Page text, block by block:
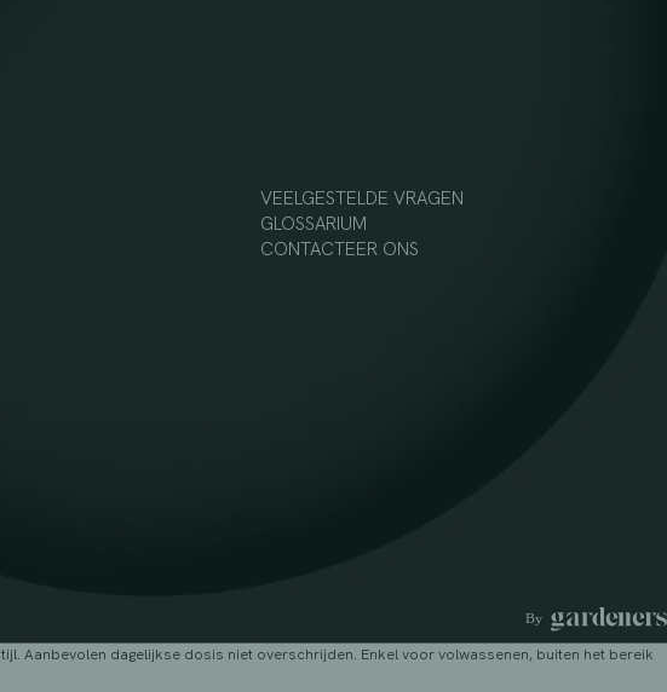
VEELGESTELDE VRAGEN
GLOSSARIUM
CONTACTEER ONS
Aanbevolen dagelijkse dosis niet overschrijden. Enkel voor volwassenen, buiten het bereik